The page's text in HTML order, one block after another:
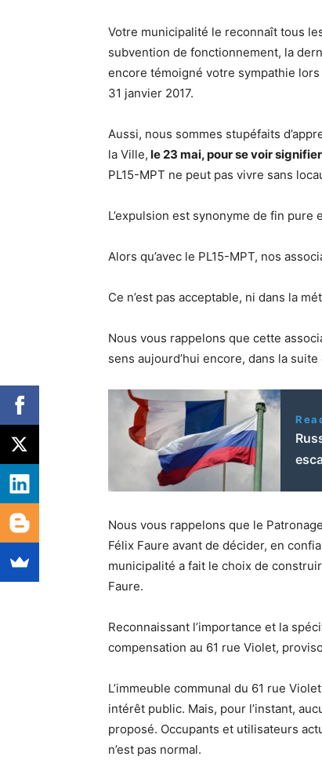
Votre municipalité le reconnaît tous
subvention de fonctionnement, la
encore témoigné votre sympathie
31 janvier 2017.
Aussi, nous sommes stupéfaits
la Ville, le 23 mai, pour se voir
PL15-MPT ne peut pas vivre sans
L’expulsion est synonyme de fin pure
Alors qu’avec le PL15-MPT, nos
Ce n’est pas acceptable, ni dans la
Nous vous rappelons que cette
sens aujourd’hui encore, dans la
Nous vous rappelons que le
Félix Faure avant de décider, en
municipalité a fait le choix de
Faure.
Reconnaissant l’importance et la
compensation au 61 rue Violet,
L’immeuble communal du 61 rue
intérêt public. Mais, pour l’instant,
proposé. Occupants et utilisateurs
n’est pas normal.